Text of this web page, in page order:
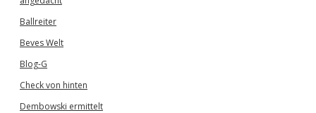
Ballreiter
Beves Welt
Blog-G
Check von hinten
Dembowski ermittelt